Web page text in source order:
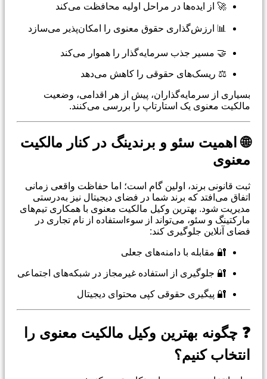
🚀 از ایده‌ها در مراحل اولیه محافظت می‌کند
📊 ارزش‌گذاری حقوق معنوی را امکان‌پذیر می‌سازد
🤝 مسیر جذب سرمایه‌گذار را هموار می‌کند
⚖️ ریسک‌های حقوقی را کاهش می‌دهد
بسیاری از سرمایه‌گذاران، پیش از هر اقدامی، وضعیت
مالکیت معنوی یک استارتاپ را بررسی می‌کنند.
🌐 اهمیت سئو و برندینگ در کنار مالکیت
معنوی
ثبت قانونی برند، اولین گام است؛ اما حفاظت واقعی زمانی
اتفاق می‌افتد که برند شما در فضای دیجیتال نیز به‌درستی
مدیریت شود. بهترین وکیل مالکیت معنوی با همکاری تیم‌های
مارکتینگ و سئو، می‌تواند از سوءاستفاده از نام تجاری در
فضای آنلاین جلوگیری کند:
🔐 مقابله با دامنه‌های جعلی
🔐 جلوگیری از استفاده غیرمجاز در شبکه‌های اجتماعی
🔐 پیگیری حقوقی کپی محتوای دیجیتال
❓ چگونه بهترین وکیل مالکیت معنوی را
انتخاب کنیم؟